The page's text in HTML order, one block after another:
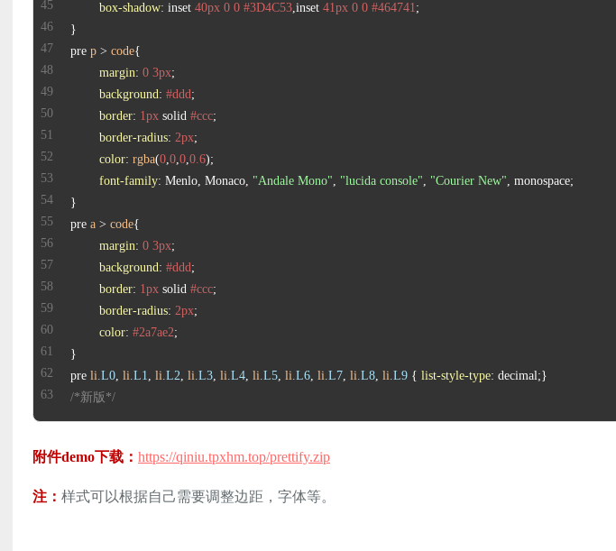
box-shadow: inset 40px 0 0 #3D4C53,inset 41px 0 0 #464741
pre p > code
margin: 0 3px
background: #ddd
border: 1px solid #ccc
border-radius: 2px
color: rgba(0,0,0,0.6
font-family: Menlo, Monaco, "Andale Mono", "lucida console", "Courier New"
pre a > code
margin: 0 3px
background: #ddd
border: 1px solid #ccc
border-radius: 2px
color: #2a7ae2
pre li.L0, li.L1, li.L2, li.L3, li.L4, li.L5, li.L6, li.L7, li.L8, li.L9 { list-style-type
/*新版*/
附件demo下载： https://qiniu.tpxhm.top/prettify.zip
注： 样式可以根据自己需要调整边距，字体等。